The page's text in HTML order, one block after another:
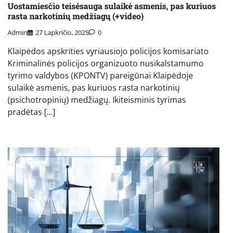
Uostamiesčio teisėsauga sulaikė asmenis, pas kuriuos
rasta narkotinių medžiagų (+video)
Admin 27 Lapkričio, 2025 0
Klaipėdos apskrities vyriausiojo policijos komisariato
Kriminalinės policijos organizuoto nusikalstamumo
tyrimo valdybos (KPONTV) pareigūnai Klaipėdoje
sulaikė asmenis, pas kuriuos rasta narkotinių
(psichotropinių) medžiagų. Ikiteisminis tyrimas
pradėtas […]